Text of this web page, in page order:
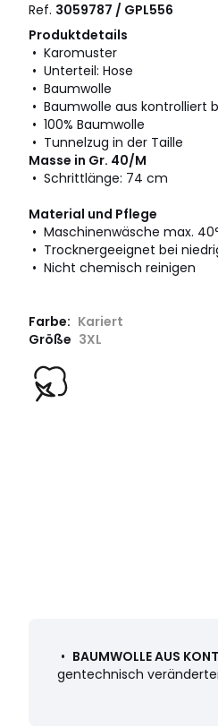
Ref. 3059787 / GPL556
Produktdetails
• Karomuster
• Unterteil: Hose
• Baumwolle
• Baumwolle aus kontrolliert
• 100% Baumwolle
• Tunnelzug in der Taille
Masse in Gr. 40/M
• Schrittlänge: 74 cm
Material und Pflege
• Maschinenwäsche max.
• Trocknergeeignet bei
• Nicht chemisch reinigen
Farbe: Kariert
Größe 3XL
• BAUMWOLLE AUS
gentechnisch